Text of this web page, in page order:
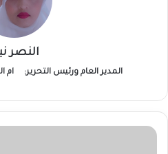
النصر
المدير العام ورئيس التحرير: ام
الحج